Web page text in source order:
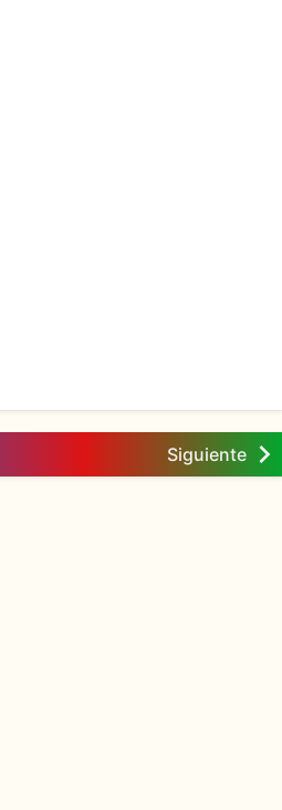
Siguiente